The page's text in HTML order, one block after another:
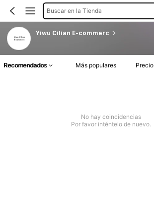
Buscar en la Tienda
Yiwu Cilian E-commerc
Recomendados Más populares Precio
No hay coincidencias
Por favor inténtelo de nuevo.